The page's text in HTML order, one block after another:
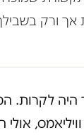
אך ורק